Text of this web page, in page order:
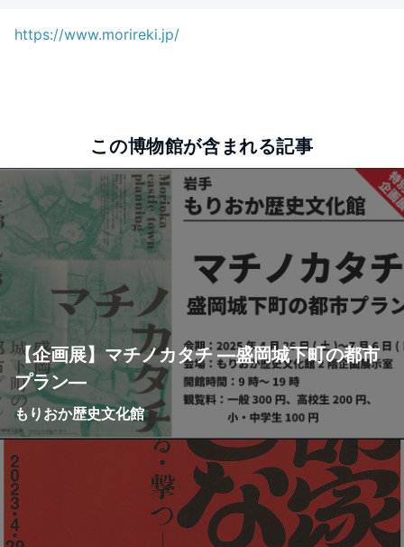
https://www.morireki.jp/
この博物館が含まれる記事
【企画展】マチノカタチ ―盛岡城下町の都市
プラン―
もりおか歴史文化館